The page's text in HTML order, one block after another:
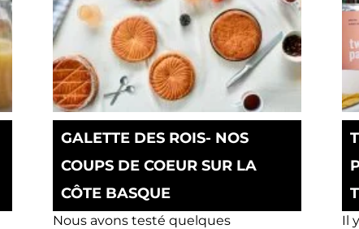
GALETTE DES ROIS- NOS
COUPS DE COEUR SUR LA
CÔTE BASQUE
Nous avons testé quelques
Il